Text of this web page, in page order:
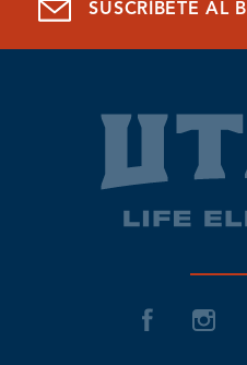
SUSCRÍBETE AL